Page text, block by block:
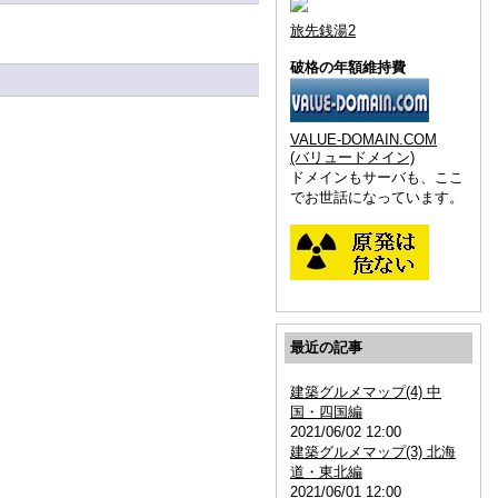
旅先銭湯2
破格の年額維持費
VALUE-DOMAIN.COM
(バリュードメイン)
ドメインもサーバも、ここ
でお世話になっています。
最近の記事
建築グルメマップ(4) 中
国・四国編
2021/06/02 12:00
建築グルメマップ(3) 北海
道・東北編
2021/06/01 12:00